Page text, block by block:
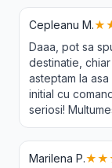
Cepleanu M.
Daaa, pot sa
destinatie,
asteptam la
initial cu
seriosi!
Marilena P.